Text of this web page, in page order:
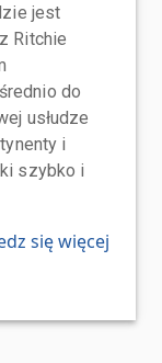
jest
Ritchie
do
usłudze
i
szybko i
się więcej